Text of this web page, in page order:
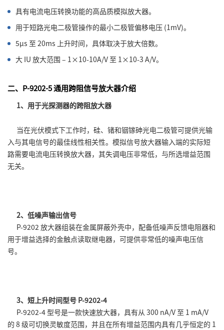
具有电流电压转换功能的高品质模拟放大器。
用于短路光电二极管操作的最小二极管偏移电压 (1mV)。
5μs 至 20ms 上升时间，具体取决于放大倍数。
大 IU 放大范围 – 1×10-10A/V 至 1×10-3 A/V。
二、P-9202-5 通用跨阻信号放大器介绍
1、用于光探测器的跨阻放大器
当在光伏模式下工作时，硅、锗和铟镓砷光电二极管可提供光输
入与其电信号的最佳线性相关性。模拟信号放大器输入端的实际短
路需要电流电压转换放大器，其失调电压非常低，与所选增益范围
无关。
2、低噪声输出信号
P-9202 放大器组装在金属屏蔽外壳中，配备低噪声反馈电阻器和
用于增益选择的金触点读取继电器，可提供非常低的噪声电压信
号。
3、短上升时间型号 P-9202-4
P-9202-4 型号是一款快速放大器，具有从 300 nA/V 至 1 mA/V
的 8 级可切换灵敏度范围，并且在所有增益范围内具有几乎恒定的 1